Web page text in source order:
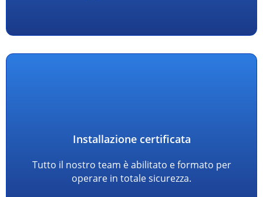
Installazione certificata
Tutto il nostro team è abilitato e formato per
operare in totale sicurezza.